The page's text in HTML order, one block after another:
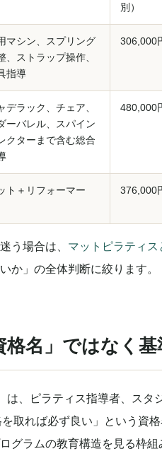
別）
マシン、スプリング
、ストラップ操作、
指導
306,000
デラック、チェア、
ーバレル、スパイン
クターまで含む総合
480,000
ト＋リフォーマー 376,000
う場合は、 マットピラティ
か」の全体判断に絞ります。
名」ではなく
は、ピラティス指導者、スタ
取れば必ず良い」という資
グラムの教育構造を見る枠組